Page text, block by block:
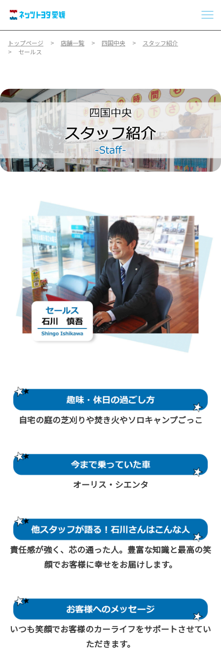
トップページ 店舗一覧 四国中央
スタッフ紹介
セールス
自宅の庭の芝刈りや焚き火やソロキャンプごっこ
オーリス・シエンタ
責任感が強く、芯の通った人。豊富な知識と最高の笑
顔でお客様に幸せをお届けします。
いつも笑顔でお客様のカーライフをサポートさせてい
ただきます。